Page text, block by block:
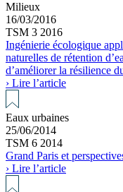
Milieux
16/03/2016
TSM 3 2016
Ingénierie écologique
naturelles de rétention
d’améliorer la résilience
› Lire l’article
Eaux urbaines
25/06/2014
TSM 6 2014
Grand Paris et
› Lire l’article